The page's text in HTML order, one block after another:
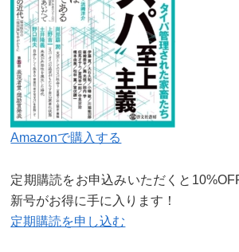
Amazonで購入する
定期購読をお申込みいただくと
新号がお得に手に入ります！
定期購読を申し込む